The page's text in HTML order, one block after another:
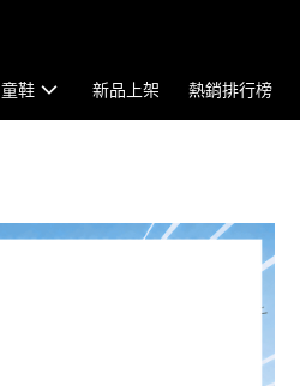
童鞋 新品上架 熱銷排行榜